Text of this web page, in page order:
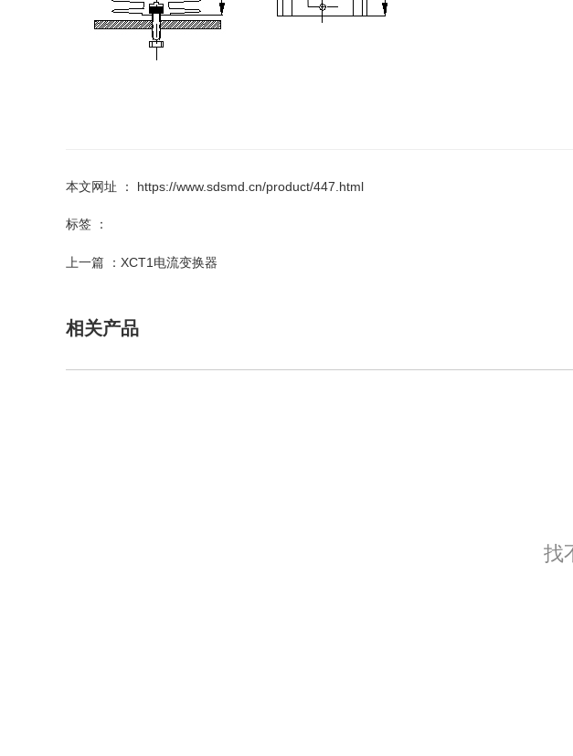
本文网址 ： https://www.sdsmd.cn/product/447.html
标签 ：
上一篇 ： XCT1电流变换器
相关产品
找